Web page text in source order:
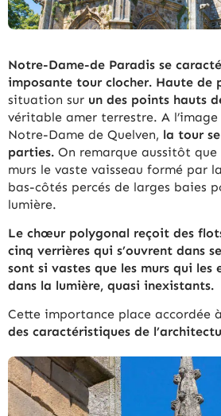
Notre-Dame-de Paradis se
imposante tour clocher. Haute de
situation sur un des points hauts
véritable amer terrestre. A
Notre-Dame de Quelven, la tour
parties. On remarque aussitôt que
murs le vaste vaisseau formé par
bas-côtés percés de larges baies
lumière.
Le chœur polygonal reçoit des
cinq verrières qui s’ouvrent dans
sont si vastes que les murs qui les
dans la lumière, quasi inexistants.
Cette importance place accordée
des caractéristiques de